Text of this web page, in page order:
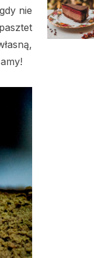
nie